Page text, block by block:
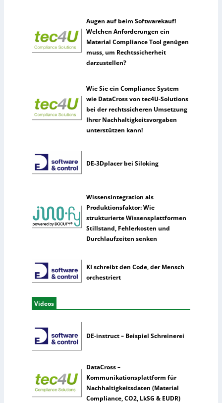
Augen auf beim Softwarekauf!
Welchen Anforderungen ein
Material Compliance Tool genügen
muss, um Rechtssicherheit
darzustellen?
Wie Sie ein Compliance System
wie DataCross von tec4U-Solutions
bei der rechtssicheren Umsetzung
Ihrer Nachhaltigkeitsvorgaben
unterstützen kann!
DE-3Dplacer bei Siloking
Wissensintegration als
Produktionsfaktor: Wie
strukturierte Wissensplattformen
Stillstand, Fehlerkosten und
Durchlaufzeiten senken
KI schreibt den Code, der Mensch
orchestriert
Videos
DE-instruct – Beispiel Schreinerei
DataCross –
Kommunikationsplattform für
Nachhaltigkeitsdaten (Material
Compliance, CO2, LkSG & EUDR)